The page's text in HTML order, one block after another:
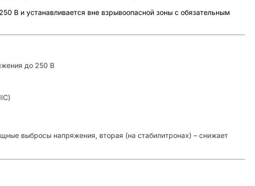
В и устанавливается вне взрывоопасной зоны с обязательным
до 250 В
выбросы напряжения, вторая (на стабилитронах) – снижает